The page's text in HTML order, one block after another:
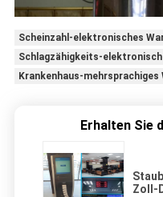
Scheinzahl-elektronisches
Schlagzähigkeits-
Krankenhaus-
Erhalten Sie
Zoll-